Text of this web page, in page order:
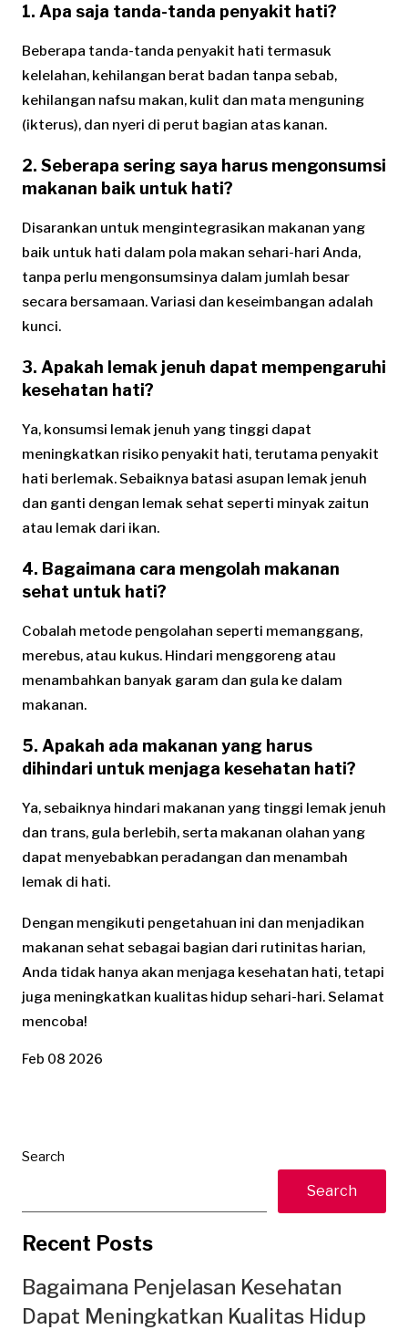
1. Apa saja tanda-tanda penyakit hati?
Beberapa tanda-tanda penyakit hati termasuk
kelelahan, kehilangan berat badan tanpa sebab,
kehilangan nafsu makan, kulit dan mata menguning
(ikterus), dan nyeri di perut bagian atas kanan.
2. Seberapa sering saya harus mengonsumsi
makanan baik untuk hati?
Disarankan untuk mengintegrasikan makanan yang
baik untuk hati dalam pola makan sehari-hari Anda,
tanpa perlu mengonsumsinya dalam jumlah besar
secara bersamaan. Variasi dan keseimbangan adalah
kunci.
3. Apakah lemak jenuh dapat mempengaruhi
kesehatan hati?
Ya, konsumsi lemak jenuh yang tinggi dapat
meningkatkan risiko penyakit hati, terutama penyakit
hati berlemak. Sebaiknya batasi asupan lemak jenuh
dan ganti dengan lemak sehat seperti minyak zaitun
atau lemak dari ikan.
4. Bagaimana cara mengolah makanan
sehat untuk hati?
Cobalah metode pengolahan seperti memanggang,
merebus, atau kukus. Hindari menggoreng atau
menambahkan banyak garam dan gula ke dalam
makanan.
5. Apakah ada makanan yang harus
dihindari untuk menjaga kesehatan hati?
Ya, sebaiknya hindari makanan yang tinggi lemak jenuh
dan trans, gula berlebih, serta makanan olahan yang
dapat menyebabkan peradangan dan menambah
lemak di hati.
Dengan mengikuti pengetahuan ini dan menjadikan
makanan sehat sebagai bagian dari rutinitas harian,
Anda tidak hanya akan menjaga kesehatan hati, tetapi
juga meningkatkan kualitas hidup sehari-hari. Selamat
mencoba!
Feb 08 2026
Search
Search
Recent Posts
Bagaimana Penjelasan Kesehatan
Dapat Meningkatkan Kualitas Hidup